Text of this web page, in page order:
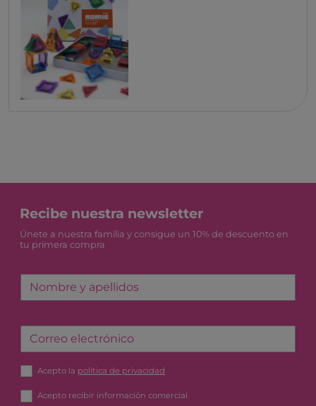
Recibe nuestra newsletter
Únete a nuestra familia y consigue un 10% de descuento en
tu primera compra
Nombre y apellidos
Correo electrónico
Acepto la política de privacidad
Acepto recibir información comercial